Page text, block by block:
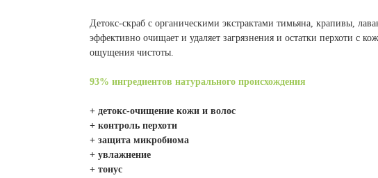
Детокс-скраб с органическими экстрактами тимьяна, крапивы,
эффективно очищает и удаляет загрязнения и остатки перхоти с
ощущения чистоты.
93% ингредиентов натурального происхождения
+ детокс-очищение кожи и волос
+ контроль перхоти
+ защита микробиома
+ увлажнение
+ тонус